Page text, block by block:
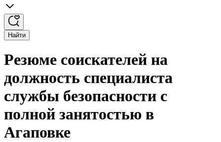
Найти
Резюме соискателей на
должность специалиста
службы безопасности с
полной занятостью в
Агаповке